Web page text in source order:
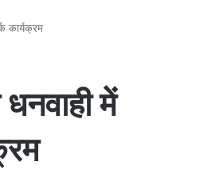
कार्यक्रम
में